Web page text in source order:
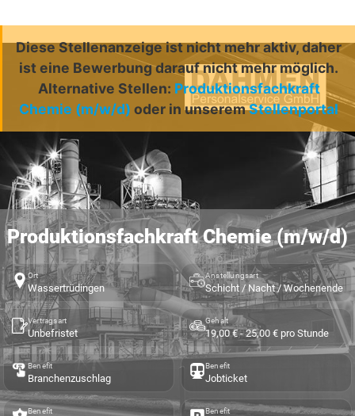
Diese Stellenanzeige ist nicht mehr aktiv, daher
ist eine Bewerbung darauf nicht mehr möglich.
Alternative Stellen: Produktionsfachkraft
Chemie (m/w/d) oder in unseremStellenportal
Produktionsfachkraft Chemie (m/w/d)
Ort
Wassertrüdingen
Anstellungsart
Schicht / Nacht / Wochenende
Vertragsart
Unbefristet
Gehalt
19,00 € - 25,00 € pro Stunde
Benefit
Branchenzuschlag
Benefit
Jobticket
Benefit Benefit